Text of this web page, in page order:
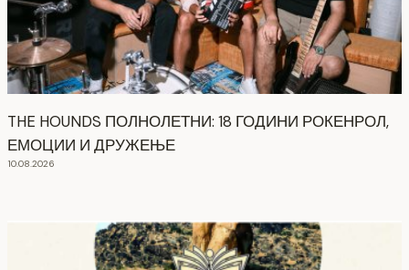
THE HOUNDS ПОЛНОЛЕТНИ: 18 ГОДИНИ РОКЕНРОЛ,
ЕМОЦИИ И ДРУЖЕЊЕ
10.08.2026